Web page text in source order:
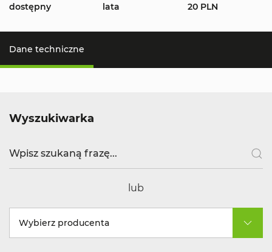
dostępny
lata
20 PLN
Dane techniczne
Wyszukiwarka
lub
Wybierz producenta